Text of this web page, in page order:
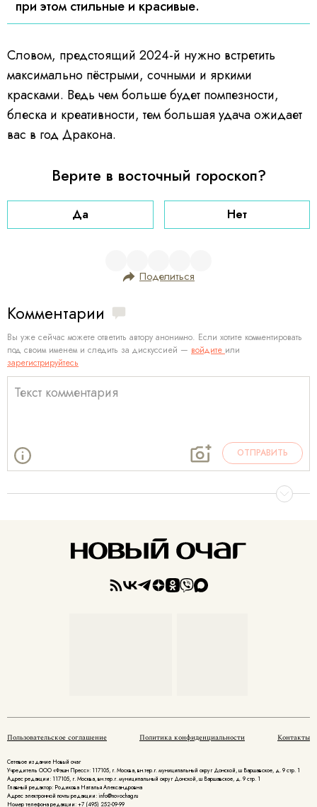
при этом стильные и красивые.
Словом, предстоящий 2024-й нужно встретить
максимально пёстрыми, сочными и яркими
красками. Ведь чем больше будет помпезности,
блеска и креативности, тем большая удача ожидает
вас в год Дракона.
Верите в восточный гороскоп?
Да Нет
Поделиться
Комментарии
Вы уже сейчас можете ответить автору анонимно. Если хотите комментировать
под своим именем и следить за дискуссией — войдите или
зарегистрируйтесь
ОТПРАВИТЬ
Пользовательское соглашение Политика конфиденциальности Контакты
Сетевое издание Новый очаг
Учредитель ООО «Фэшн Пресс»: 117105, г. Москва, вн.тер.г. муниципальный округ Донской, ш Варшавское, д. 9 стр. 1
Адрес редакции: 117105, г. Москва, вн.тер.г. муниципальный округ Донской, ш Варшавское, д. 9 стр. 1
Главный редактор: Родикова Наталья Александровна
Адрес электронной почты редакции: info@novochag.ru
Номер телефона редакции: +7 (495) 252-09-99